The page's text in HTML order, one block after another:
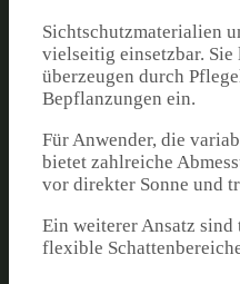
Sichtschutzmaterialien
vielseitig einsetzbar.
überzeugen durch
Bepflanzungen ein.
Für Anwender, die
bietet zahlreiche
vor direkter Sonne und
Ein weiterer Ansatz
flexible